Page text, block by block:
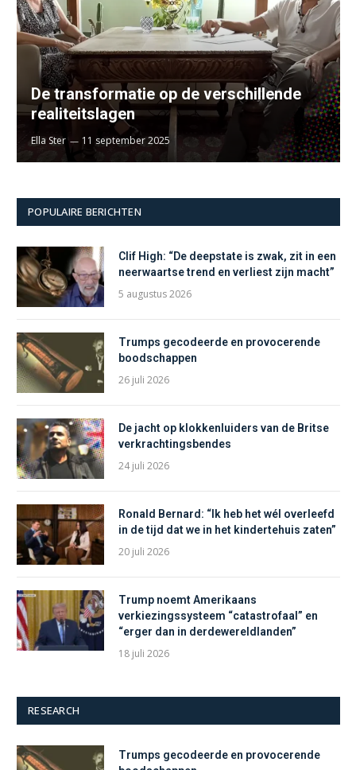
De transformatie op de verschillende
realiteitslagen
Ella Ster 11 september 2025
POPULAIRE BERICHTEN
Clif High: “De deepstate is zwak, zit in een
neerwaartse trend en verliest zijn macht”
5 augustus 2026
Trumps gecodeerde en provocerende
boodschappen
26 juli 2026
De jacht op klokkenluiders van de Britse
verkrachtingsbendes
24 juli 2026
Ronald Bernard: “Ik heb het wél overleefd
in de tijd dat we in het kindertehuis zaten”
20 juli 2026
Trump noemt Amerikaans
verkiezingssysteem “catastrofaal” en
“erger dan in derdewereldlanden”
18 juli 2026
RESEARCH
Trumps gecodeerde en provocerende